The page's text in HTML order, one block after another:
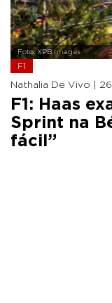
Foto: XPB Images
F1
Nathalia De Vivo |
F1: Haas
Sprint na
fácil”